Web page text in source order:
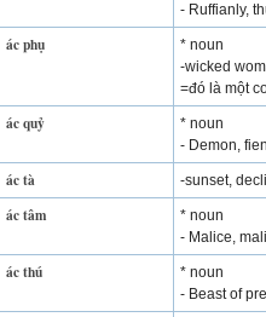
- Ruffianly,
ác phụ
* noun
-wicked
=đó là một
ác quỷ
* noun
- Demon,
ác tà -sunset,
ác tâm
* noun
- Malice,
ác thú
* noun
- Beast of